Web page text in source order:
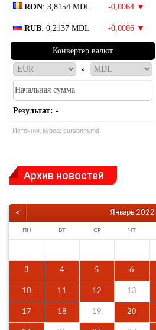
RON: 3,8154 MDL -0,0064 ▼
RUB: 0,2137 MDL -0,0006 ▼
Конвертер валют
»
Результат: -
Источник курса: cursbnm.md
Архив новостей
< Январь 2022
ПН ВТ СР ЧТ
3 4 5 6
10 11 12 13
17 18 19 20